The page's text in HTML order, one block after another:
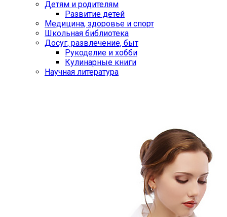
Детям и родителям
Развитие детей
Медицина, здоровье и спорт
Школьная библиотека
Досуг, развлечение, быт
Рукоделие и хобби
Кулинарные книги
Научная литература